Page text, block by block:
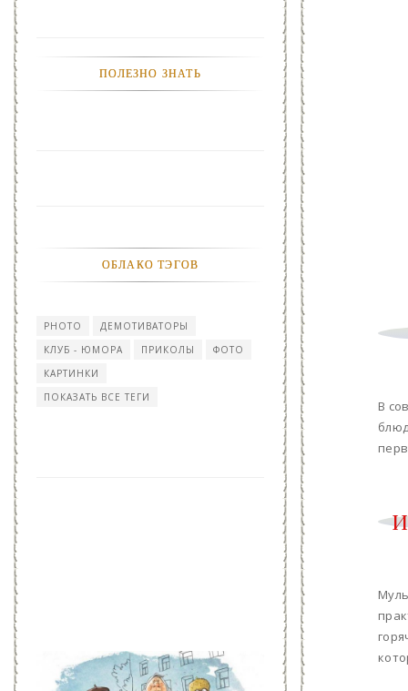
В
ПОЛЕЗНО ЗНАТЬ
ОБЛАКО ТЭГОВ
PHOTO
ДЕМОТИВАТОРЫ
КЛУБ - ЮМОРА
ПРИКОЛЫ
ФОТО
КАРТИНКИ
ПОКАЗАТЬ ВСЕ ТЕГИ